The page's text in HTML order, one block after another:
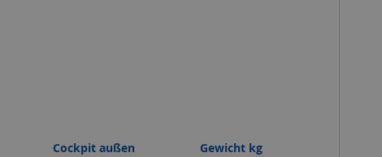
Cockpit außen Gewicht kg